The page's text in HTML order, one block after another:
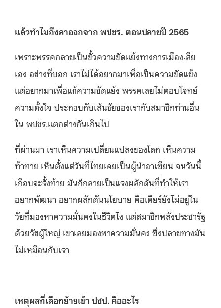
แล้วทำไมถึงลาออกจาก พปชร. ตอนปลายปี 2565
เพราะพรรคกลายเป็นขั้วความขัดแย้งทางการเมืองเสีย
เอง อย่างที่บอก เราไม่ได้อยากมาเพื่อเป็นความขัดแย้ง
แต่อยากมาเพื่อแก้ความขัดแย้ง พรรคเลยไม่ตอบโจทย์
ความตั้งใจ ประกอบกับเส้นชัยของเรากับสมาชิกท่านอื่น
ใน พปชร.แตกต่างกันเกินไป
ที่ผ่านมา เราเห็นความเปลี่ยนแปลงของโลก เห็นความ
ท้าทาย เห็นตั้งแต่วันที่ไทยเคยเป็นผู้นำอาเซียน จนวันนี้
เกือบจะรั้งท้าย มันก็กลายเป็นแรงผลักดันที่ทำให้เรา
อยากพัฒนา อยากผลักดันนโยบาย คือเดียร์ยังไม่อยู่ใน
วัยที่มองหาความมั่นคงในชีวิตไง แต่สมาชิกพลังประชารัฐ
ด้วยวัยผู้ใหญ่ เขาเลยมองหาความมั่นคง ซึ่งปลายทางมัน
ไม่เหมือนกับเรา
เหตุผลที่เลือกย้ายเข้า ปชป. คืออะไร